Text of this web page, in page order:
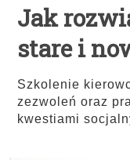
Jak
stare i
Szkolenie
zezwoleń oraz
kwestiami